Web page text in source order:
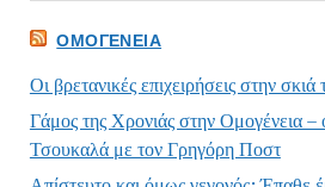
ΟΜΟΓΈΝΕΙΑ
Οι βρετανικές επιχειρήσεις στην
Γάμος της Χρονιάς στην Ομογένεια
Τσουκαλά με τον Γρηγόρη Ποστ